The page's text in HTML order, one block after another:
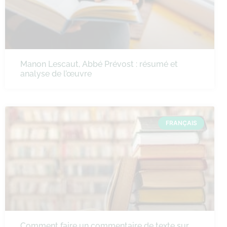
Manon Lescaut, Abbé Prévost : résumé et
analyse de l’œuvre
FRANÇAIS